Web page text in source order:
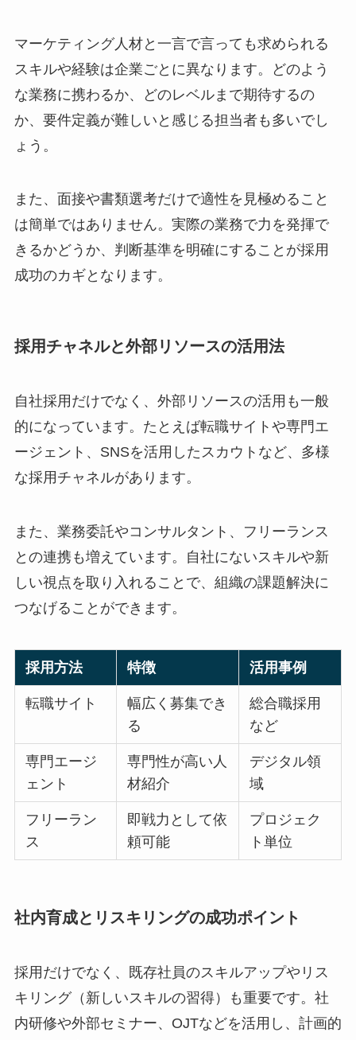
マーケティング人材と一言で言っても求められる
スキルや経験は企業ごとに異なります。どのよう
な業務に携わるか、どのレベルまで期待するの
か、要件定義が難しいと感じる担当者も多いでし
ょう。
また、面接や書類選考だけで適性を見極めること
は簡単ではありません。実際の業務で力を発揮で
きるかどうか、判断基準を明確にすることが採用
成功のカギとなります。
採用チャネルと外部リソースの活用法
自社採用だけでなく、外部リソースの活用も一般
的になっています。たとえば転職サイトや専門エ
ージェント、SNSを活用したスカウトなど、多様
な採用チャネルがあります。
また、業務委託やコンサルタント、フリーランス
との連携も増えています。自社にないスキルや新
しい視点を取り入れることで、組織の課題解決に
つなげることができます。
採用方法 特徴 活用事例
転職サイト
幅広く募集でき
る
総合職採用
など
専門エージ
ェント
専門性が高い人
材紹介
デジタル領
域
フリーラン
ス
即戦力として依
頼可能
プロジェク
ト単位
社内育成とリスキリングの成功ポイント
採用だけでなく、既存社員のスキルアップやリス
キリング（新しいスキルの習得）も重要です。社
内研修や外部セミナー、OJTなどを活用し、計画的